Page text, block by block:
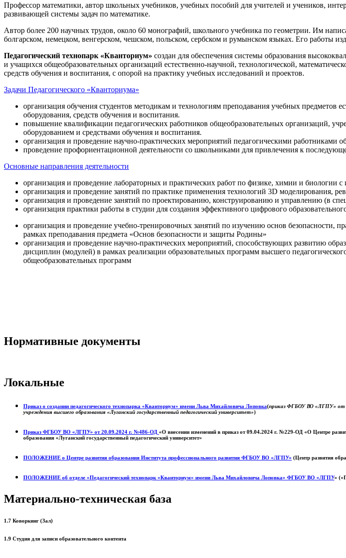
Профессор математики, автор школьных учебников, учебных пособий для учителей и учеников,
развивающей системы задач по математике.
Автор более 200 научных трудов, около 60 монографий, школьного учебника по геометрии. Им
болгарском, немецком, венгерском, чешском, польском, сербском и румынском языках. Его работы
Педагогический технопарк «Кванториум» создан для обеспечения системы образования
и учащихся общеобразовательных организаций естественно-научной, технологической,
средств обучения и воспитания, с опорой на практику учебных исследований и проектов.
Задачи Педагогического «Кванториума»
организация обучения студентов методикам и технологиям преподавания учебных предметов
оборудования, средств обучения и воспитания.
повышение квалификации педагогических работников общеобразовательных организаций,
оборудованием и средствами обучения и воспитания.
организация и проведение научно-практических мероприятий педагогическими работниками
проведение профориентационной деятельности со школьниками для привлечения к
Основные направления деятельности
организация и проведение лабораторных и практических работ по физике, химии и биологии
организация и проведение занятий по практике применения технологий 3D моделирования,
организация и проведение занятий по проектированию, конструированию и управлению (в
организация практики работы в студии для создания эффективного цифрового
организация и проведение учебно-тренировочных занятий по изучению основ безопасности,
рамках преподавания предмета «Основ безопасности и защиты Родины»
организация и проведение научно-практических мероприятий, способствующих развитию
дисциплин (модулей) в рамках реализации образовательных программ высшего
общеобразовательных программ
Нормативные документы
Локальные
Приказ о создании педагогического технопарка «Кванториум» имени Льва Михайловича Лоповка(приказ ФГБОУ ВО «ЛГПУ» от
учреждения высшего образования «Луганский государственный педагогический университет»)
Приказ ФГБОУ ВО «ЛГПУ» от 20.09.2024 г. №486-ОД «О внесении изменений в приказ от 09.04.2024 г. №229-ОД «О Центре
образования «Луганский государственный педагогический университет»
ПОЛОЖЕНИЕ о Центре развития образования Института профессионального развития ФГБОУ ВО «ЛГПУ» (Центр развития
ПОЛОЖЕНИЕ об отделе «Педагогический технопарк «Кванториум» имени Льва Михайловича Лоповка» ФГБОУ ВО «ЛГПУ»
Материально-техническая база
1.7 Коворкинг (Зал)
1.9 Студия для записи образовательного контента